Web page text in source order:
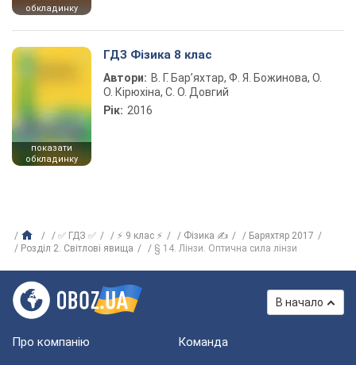
обкладинку
показати
обкладинку
ГДЗ Фізика 8 клас
Автори: В. Г. Бар’яхтар, Ф. Я. Божинова, О.
О. Кірюхіна, С. О. Довгий
Рік: 2016
✅ ГДЗ ✅ ⚡ 9 клас ⚡ Фізика ✍
Баряхтяр 2017
Розділ 2. Світлові явища
§ 14. Лінзи. Оптична сила лінзи
В начало
Про компанію Команда